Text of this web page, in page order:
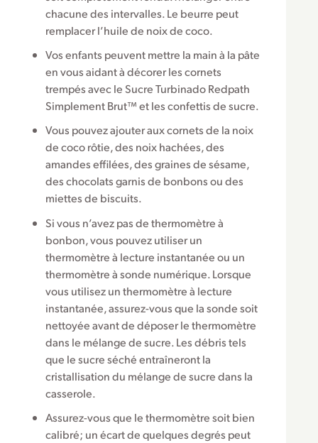
chacune des intervalles. Le beurre peut
remplacer l’huile de noix de coco.
Vos enfants peuvent mettre la main à la pâte
en vous aidant à décorer les cornets
trempés avec le Sucre Turbinado Redpath
Simplement Brut™ et les confettis de sucre.
Vous pouvez ajouter aux cornets de la noix
de coco rôtie, des noix hachées, des
amandes effilées, des graines de sésame,
des chocolats garnis de bonbons ou des
miettes de biscuits.
Si vous n’avez pas de thermomètre à
bonbon, vous pouvez utiliser un
thermomètre à lecture instantanée ou un
thermomètre à sonde numérique. Lorsque
vous utilisez un thermomètre à lecture
instantanée, assurez-vous que la sonde soit
nettoyée avant de déposer le thermomètre
dans le mélange de sucre. Les débris tels
que le sucre séché entraîneront la
cristallisation du mélange de sucre dans la
casserole.
Assurez-vous que le thermomètre soit bien
calibré; un écart de quelques degrés peut